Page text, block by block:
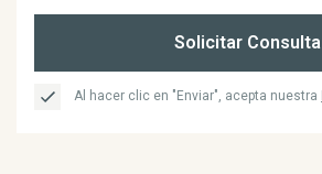
Solicitar Consulta
Al hacer clic en "Enviar", acepta nuestra